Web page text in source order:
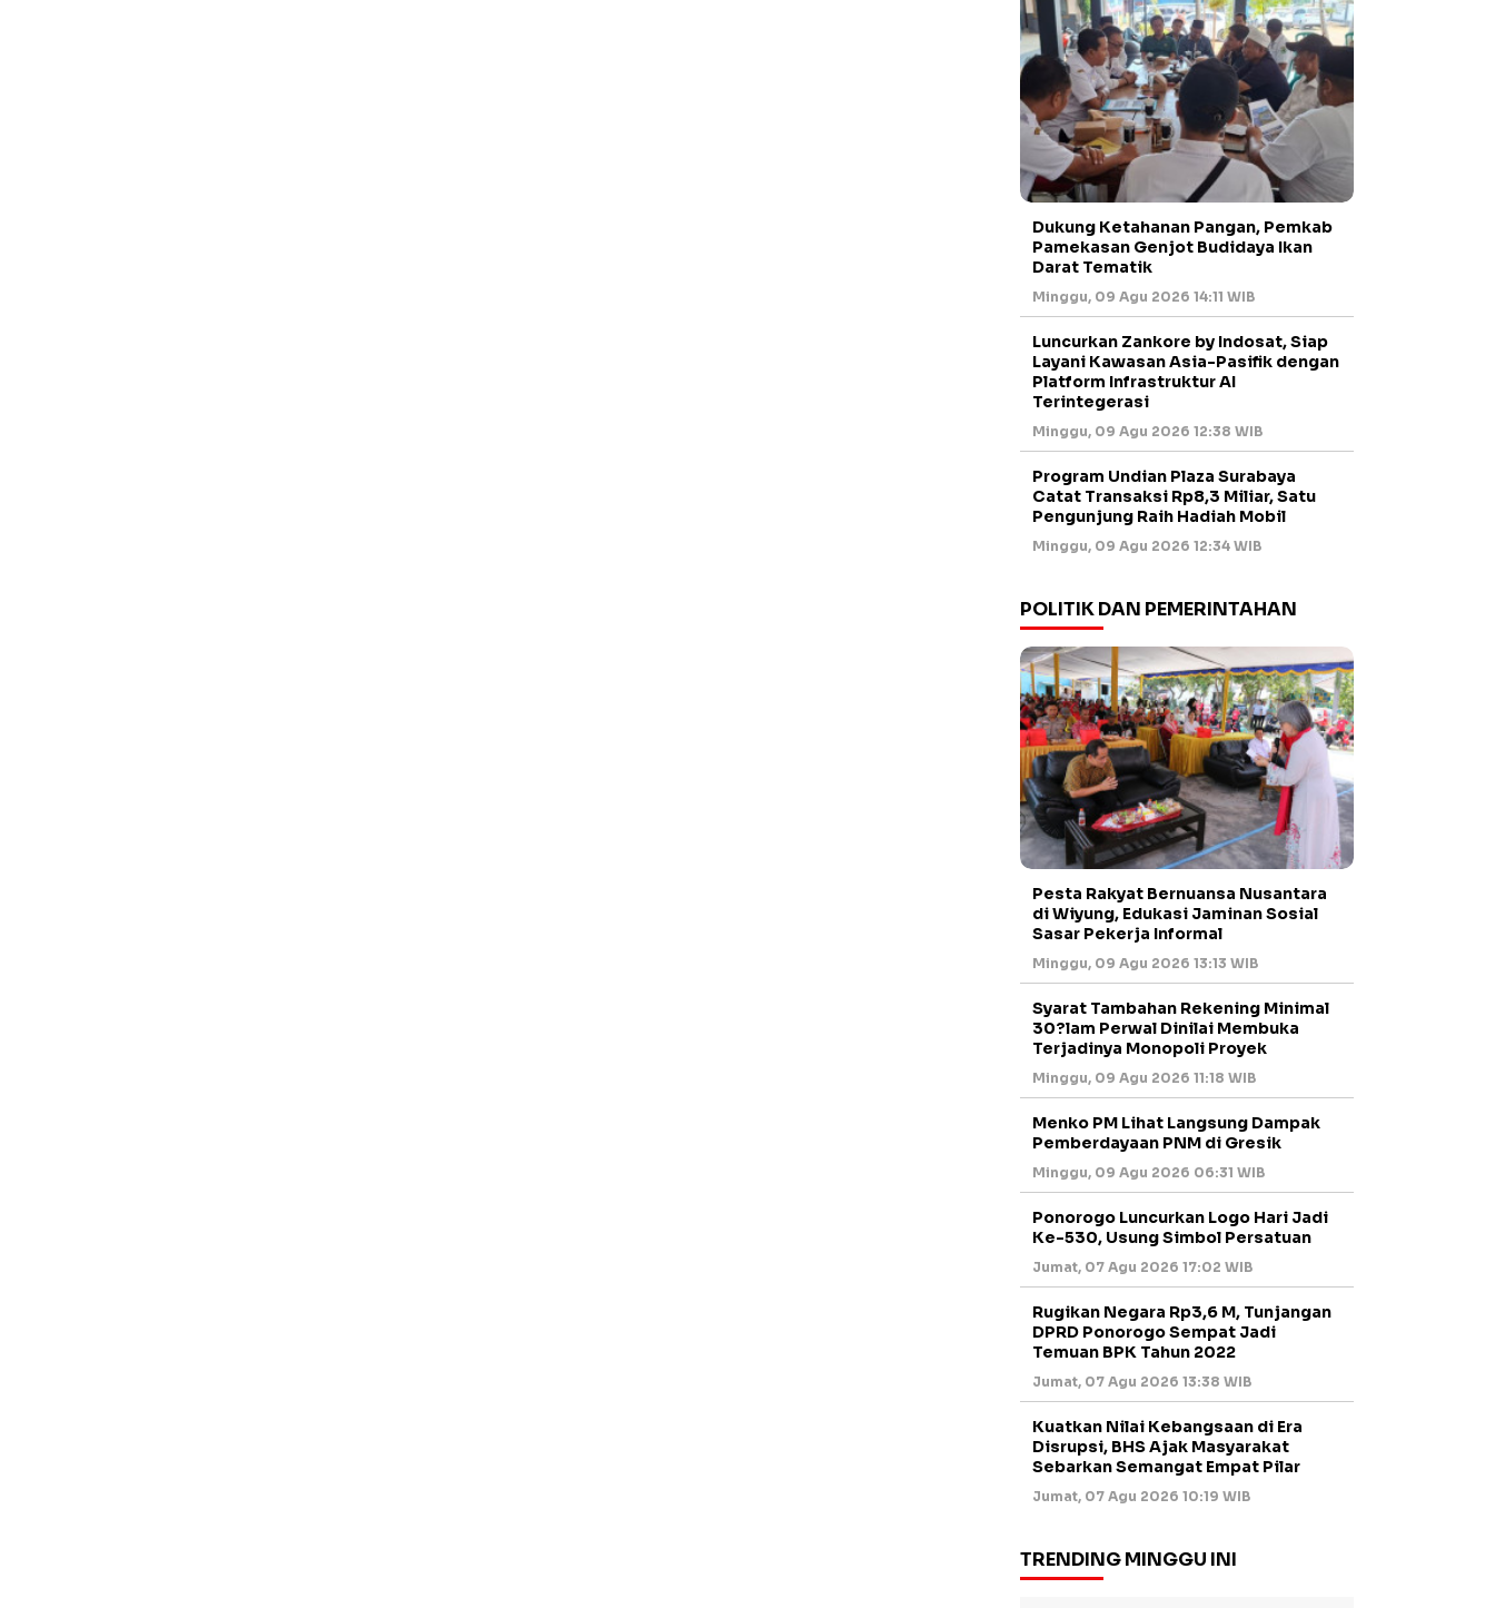
Dukung Ketahanan Pangan, Pemkab
Pamekasan Genjot Budidaya Ikan
Darat Tematik
Minggu, 09 Agu 2026 14:11 WIB
Luncurkan Zankore by Indosat, Siap
Layani Kawasan Asia-Pasifik dengan
Platform Infrastruktur AI
Terintegerasi
Minggu, 09 Agu 2026 12:38 WIB
Program Undian Plaza Surabaya
Catat Transaksi Rp8,3 Miliar, Satu
Pengunjung Raih Hadiah Mobil
Minggu, 09 Agu 2026 12:34 WIB
POLITIK DAN PEMERINTAHAN
Pesta Rakyat Bernuansa Nusantara
di Wiyung, Edukasi Jaminan Sosial
Sasar Pekerja Informal
Minggu, 09 Agu 2026 13:13 WIB
Syarat Tambahan Rekening Minimal
30?lam Perwal Dinilai Membuka
Terjadinya Monopoli Proyek
Minggu, 09 Agu 2026 11:18 WIB
Menko PM Lihat Langsung Dampak
Pemberdayaan PNM di Gresik
Minggu, 09 Agu 2026 06:31 WIB
Ponorogo Luncurkan Logo Hari Jadi
Ke-530, Usung Simbol Persatuan
Jumat, 07 Agu 2026 17:02 WIB
Rugikan Negara Rp3,6 M, Tunjangan
DPRD Ponorogo Sempat Jadi
Temuan BPK Tahun 2022
Jumat, 07 Agu 2026 13:38 WIB
Kuatkan Nilai Kebangsaan di Era
Disrupsi, BHS Ajak Masyarakat
Sebarkan Semangat Empat Pilar
Jumat, 07 Agu 2026 10:19 WIB
TRENDING MINGGU INI